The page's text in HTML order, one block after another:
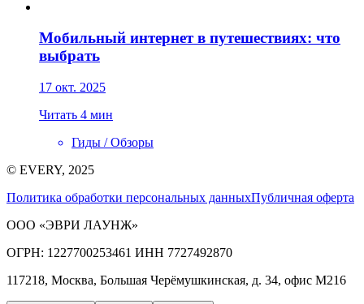
Мобильный интернет в путешествиях: что
выбрать
17 окт. 2025
Читать 4 мин
Гиды / Обзоры
© EVERY, 2025
Политика обработки персональных данныхПубличная оферта
ООО «ЭВРИ ЛАУНЖ»
ОГРН: 1227700253461 ИНН 7727492870
117218, Москва, Большая Черёмушкинская, д. 34, офис М216